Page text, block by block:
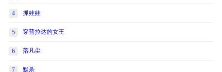
4 抓娃娃
5 穿普拉达的女王
6 落凡尘
7 默杀